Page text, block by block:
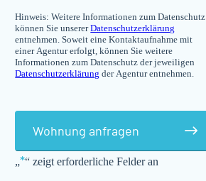
„*“ zeigt erforderliche Felder an
Hinweis: Weitere Informationen zum Datenschutz
können Sie unsererDatenschutzerklärung
entnehmen. Soweit eine Kontaktaufnahme mit
einer Agentur erfolgt, können Sie weitere
Informationen zum Datenschutz der jeweiligen
Datenschutzerklärung der Agentur entnehmen.
Wohnung anfragen